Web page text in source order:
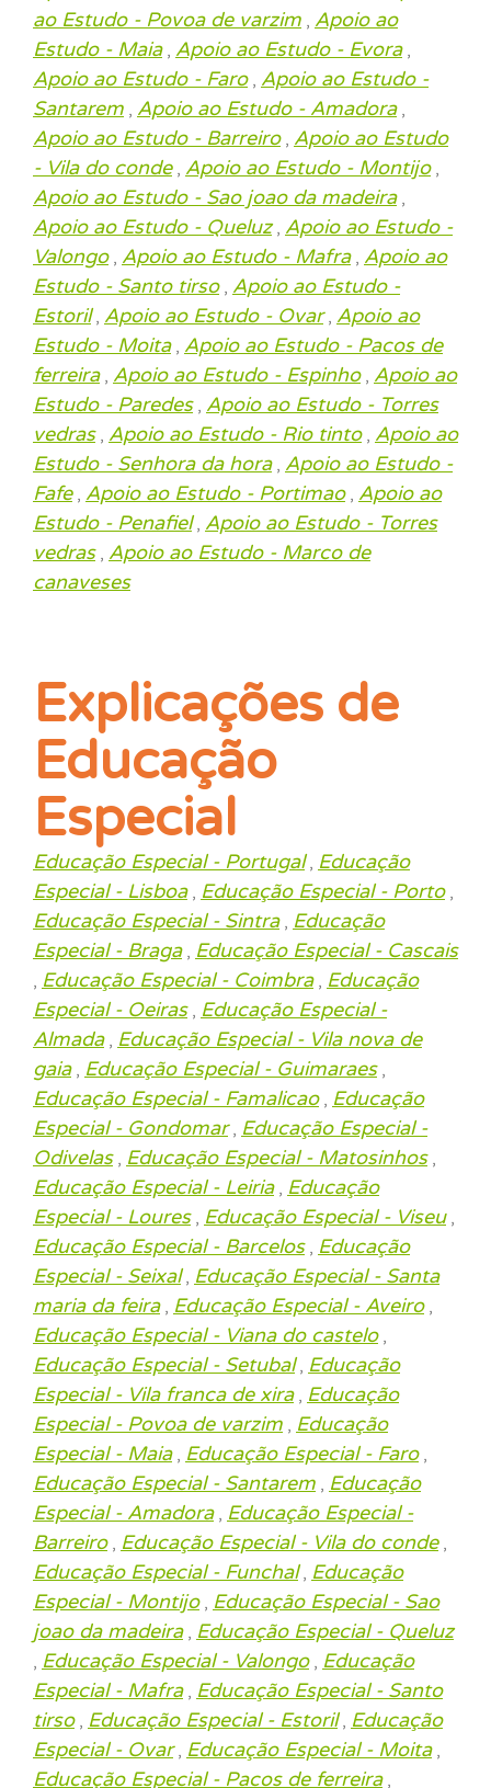
ao Estudo - Povoa de varzim , Apoio ao
Estudo - Maia, Apoio ao Estudo - Evora,
Apoio ao Estudo - Faro, Apoio ao Estudo -
Santarem , Apoio ao Estudo - Amadora,
Apoio ao Estudo - Barreiro, Apoio ao Estudo
- Vila do conde, Apoio ao Estudo - Montijo,
Apoio ao Estudo - Sao joao da madeira,
Apoio ao Estudo - Queluz, Apoio ao Estudo -
Valongo, Apoio ao Estudo - Mafra, Apoio ao
Estudo - Santo tirso, Apoio ao Estudo -
Estoril, Apoio ao Estudo - Ovar, Apoio ao
Estudo - Moita, Apoio ao Estudo - Pacos de
ferreira, Apoio ao Estudo - Espinho, Apoio ao
Estudo - Paredes, Apoio ao Estudo - Torres
vedras, Apoio ao Estudo - Rio tinto, Apoio ao
Estudo - Senhora da hora, Apoio ao Estudo -
Fafe, Apoio ao Estudo - Portimao, Apoio ao
Estudo - Penafiel, Apoio ao Estudo - Torres
vedras, Apoio ao Estudo - Marco de
canaveses
Explicações de
Educação
Especial
Educação Especial - Portugal, Educação
Especial - Lisboa, Educação Especial - Porto,
Educação Especial - Sintra, Educação
Especial - Braga, Educação Especial - Cascais
, Educação Especial - Coimbra, Educação
Especial - Oeiras, Educação Especial -
Almada, Educação Especial - Vila nova de
gaia, Educação Especial - Guimaraes,
Educação Especial - Famalicao, Educação
Especial - Gondomar, Educação Especial -
Odivelas, Educação Especial - Matosinhos,
Educação Especial - Leiria, Educação
Especial - Loures, Educação Especial - Viseu,
Educação Especial - Barcelos, Educação
Especial - Seixal, Educação Especial - Santa
maria da feira, Educação Especial - Aveiro,
Educação Especial - Viana do castelo,
Educação Especial - Setubal, Educação
Especial - Vila franca de xira, Educação
Especial - Povoa de varzim , Educação
Especial - Maia, Educação Especial - Faro,
Educação Especial - Santarem , Educação
Especial - Amadora, Educação Especial -
Barreiro, Educação Especial - Vila do conde,
Educação Especial - Funchal, Educação
Especial - Montijo, Educação Especial - Sao
joao da madeira, Educação Especial - Queluz
, Educação Especial - Valongo, Educação
Especial - Mafra, Educação Especial - Santo
tirso, Educação Especial - Estoril, Educação
Especial - Ovar, Educação Especial - Moita,
Educação Especial - Pacos de ferreira,